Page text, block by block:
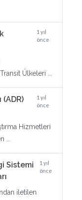
1 yıl
önce
Ülkeleri ...
(ADR)
1 yıl
önce
Hizmetleri
Sistemi
1 yıl
önce
iletilen